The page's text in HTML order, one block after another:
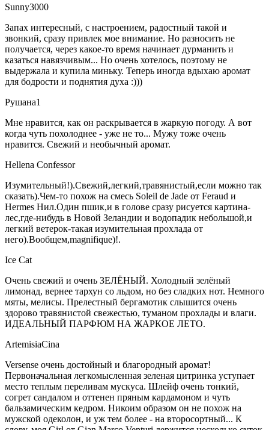
Sunny3000
Запах интересный, с настроением, радостный такой и
звонкий, сразу привлек мое внимание. Но разносить не
получается, через какое-то время начинает дурманить и
казаться навязчивым... Но очень хотелось, поэтому не
выдержала и купила миньку. Теперь иногда вдыхаю аромат
для бодрости и поднятия духа :)))
Рушана1
Мне нравится, как он раскрывается в жаркую погоду. А вот
когда чуть похолоднее - уже не то... Мужу тоже очень
нравится. Свежий и необычный аромат.
Hellena Confessor
Изумительный!).Свежий,легкий,травянистый,если можно так
сказать).Чем-то похож на смесь Soleil de Jade от Feraud и
Hermes Нил.Один пшик,и в голове сразу рисуется картина-
лес,где-нибудь в Новой Зеландии и водопадик небольшой,и
легкий ветерок-такая изумительная прохлада от
него).Вообщем,magnifique)!.
Ice Cat
Очень свежий и очень ЗЕЛЁНЫЙ. Холодный зелёный
лимонад, вернее тархун со льдом, но без сладких нот. Немного
мяты, мелисы. Прелестный бергамотик слышится очень
здорово травянистой свежестью, туманом прохлады и влаги.
ИДЕАЛЬНЫЙ ПАРФЮМ НА ЖАРКОЕ ЛЕТО.
ArtemisiaCina
Versense очень достойный и благородный аромат!
Первоначальная легкомысленная зеленая цитринка уступает
место теплым переливам мускуса. Шлейф очень тонкий,
согрет сандалом и оттенен пряным кардамоном и чуть
бальзамическим кедром. Никоим образом он не похож на
мужской одеколон, и уж тем более - на второсортный... К